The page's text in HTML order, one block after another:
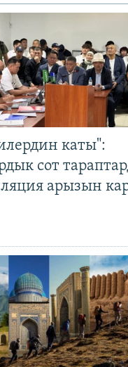
каты":
сот
арызын